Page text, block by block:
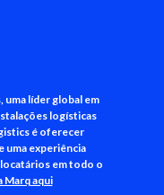
uma líder global em
logísticas
é oferecer
uma experiência
em todo o
Marq aqui
+55 (11) 3500-3700